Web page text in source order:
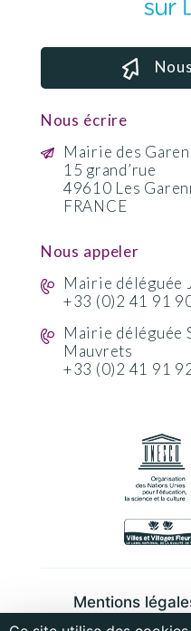
Nous écrire
Mairie des
15 grand’rue
49610 Les
FRANCE
Nous appeler
Mairie déléguée
+33 (0)2 41 91
Mairie déléguée
Mauvrets
+33 (0)2 41 91
Mentions